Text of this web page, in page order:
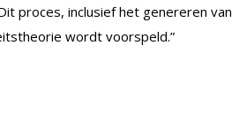
proces, inclusief het genereren van
wordt voorspeld.”